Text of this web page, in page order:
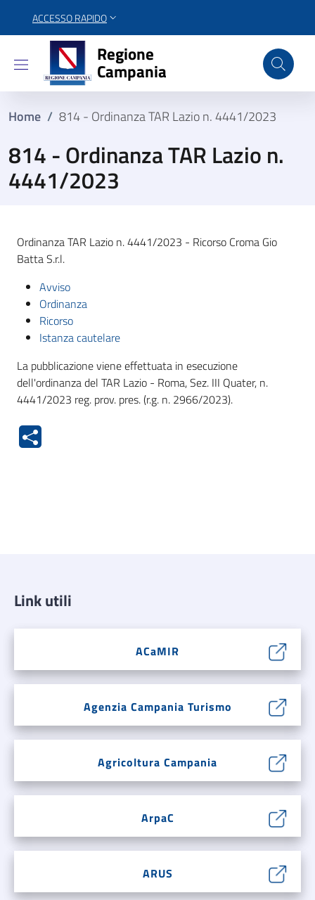
ACCESSO RAPIDO
Regione Campania
Regione
Campania
Home / 814 - Ordinanza TAR Lazio n. 4441/2023
814 - Ordinanza TAR Lazio n.
4441/2023
Ordinanza TAR Lazio n. 4441/2023 - Ricorso Croma Gio
Batta S.r.l.
Avviso
Ordinanza
Ricorso
Istanza cautelare
La pubblicazione viene effettuata in esecuzione
dell'ordinanza del TAR Lazio - Roma, Sez. III Quater, n.
4441/2023 reg. prov. pres. (r.g. n. 2966/2023).
Link utili
ACaMIR
Agenzia Campania Turismo
Agricoltura Campania
ArpaC
ARUS